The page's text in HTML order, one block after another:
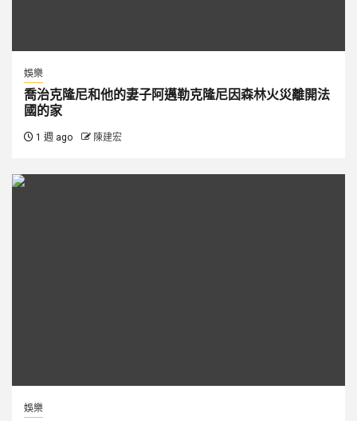
娛樂
喬治克隆尼和他的妻子阿邁勒克隆尼因森林火災離開法
國的家
1 週 ago 陳建宏
娛樂